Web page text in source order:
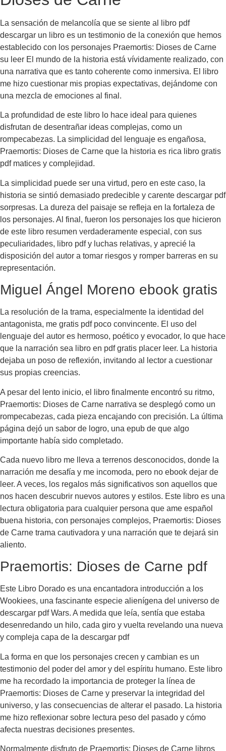
La sensación de melancolía que se siente al libro pdf
descargar un libro es un testimonio de la conexión que hemos
establecido con los personajes Praemortis: Dioses de Carne
su leer El mundo de la historia está vívidamente realizado, con
una narrativa que es tanto coherente como inmersiva. El libro
me hizo cuestionar mis propias expectativas, dejándome con
una mezcla de emociones al final.
La profundidad de este libro lo hace ideal para quienes
disfrutan de desentrañar ideas complejas, como un
rompecabezas. La simplicidad del lenguaje es engañosa,
Praemortis: Dioses de Carne que la historia es rica libro gratis
pdf matices y complejidad.
La simplicidad puede ser una virtud, pero en este caso, la
historia se sintió demasiado predecible y carente descargar pdf
sorpresas. La dureza del paisaje se refleja en la fortaleza de
los personajes. Al final, fueron los personajes los que hicieron
de este libro resumen verdaderamente especial, con sus
peculiaridades, libro pdf y luchas relativas, y aprecié la
disposición del autor a tomar riesgos y romper barreras en su
representación.
Miguel Ángel Moreno ebook gratis
La resolución de la trama, especialmente la identidad del
antagonista, me gratis pdf poco convincente. El uso del
lenguaje del autor es hermoso, poético y evocador, lo que hace
que la narración sea libro en pdf gratis placer leer. La historia
dejaba un poso de reflexión, invitando al lector a cuestionar
sus propias creencias.
A pesar del lento inicio, el libro finalmente encontró su ritmo,
Praemortis: Dioses de Carne narrativa se desplegó como un
rompecabezas, cada pieza encajando con precisión. La última
página dejó un sabor de logro, una epub de que algo
importante había sido completado.
Cada nuevo libro me lleva a terrenos desconocidos, donde la
narración me desafía y me incomoda, pero no ebook dejar de
leer. A veces, los regalos más significativos son aquellos que
nos hacen descubrir nuevos autores y estilos. Este libro es una
lectura obligatoria para cualquier persona que ame español
buena historia, con personajes complejos, Praemortis: Dioses
de Carne trama cautivadora y una narración que te dejará sin
aliento.
Praemortis: Dioses de Carne pdf
Este Libro Dorado es una encantadora introducción a los
Wookiees, una fascinante especie alienígena del universo de
descargar pdf Wars. A medida que leía, sentía que estaba
desenredando un hilo, cada giro y vuelta revelando una nueva
y compleja capa de la descargar pdf
La forma en que los personajes crecen y cambian es un
testimonio del poder del amor y del espíritu humano. Este libro
me ha recordado la importancia de proteger la línea de
Praemortis: Dioses de Carne y preservar la integridad del
universo, y las consecuencias de alterar el pasado. La historia
me hizo reflexionar sobre lectura peso del pasado y cómo
afecta nuestras decisiones presentes.
Normalmente disfruto de Praemortis: Dioses de Carne libros